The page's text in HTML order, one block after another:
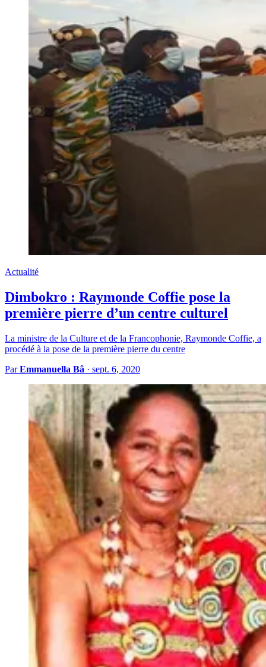
Actualité
Dimbokro : Raymonde Coffie pose la
première pierre d’un centre culturel
La ministre de la Culture et de la Francophonie, Raymonde Coffie, a
procédé à la pose de la première pierre du centre
ParEmmanuella Bâ · sept. 6, 2020